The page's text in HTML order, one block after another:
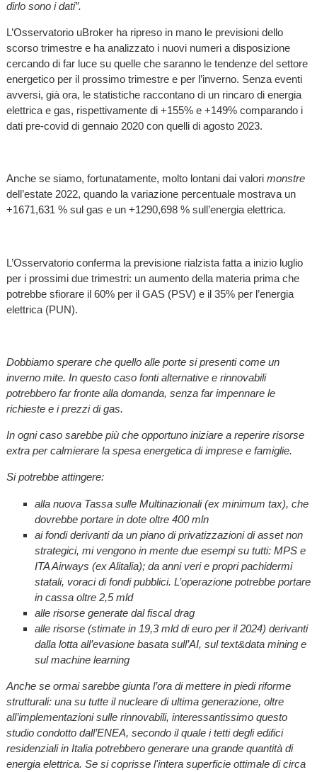
dirlo sono i dati”.
L’Osservatorio uBroker ha ripreso in mano le previsioni dello
scorso trimestre e ha analizzato i nuovi numeri a disposizione
cercando di far luce su quelle che saranno le tendenze del settore
energetico per il prossimo trimestre e per l’inverno. Senza eventi
avversi, già ora, le statistiche raccontano di un rincaro di energia
elettrica e gas, rispettivamente di +155% e +149% comparando i
dati pre-covid di gennaio 2020 con quelli di agosto 2023.
Anche se siamo, fortunatamente, molto lontani dai valori monstre
dell’estate 2022, quando la variazione percentuale mostrava un
+1671,631 % sul gas e un +1290,698 % sull’energia elettrica.
L’Osservatorio conferma la previsione rialzista fatta a inizio luglio
per i prossimi due trimestri: un aumento della materia prima che
potrebbe sfiorare il 60% per il GAS (PSV) e il 35% per l’energia
elettrica (PUN).
Dobbiamo sperare che quello alle porte si presenti come un
inverno mite. In questo caso fonti alternative e rinnovabili
potrebbero far fronte alla domanda, senza far impennare le
richieste e i prezzi di gas.
In ogni caso sarebbe più che opportuno iniziare a reperire risorse
extra per calmierare la spesa energetica di imprese e famiglie.
Si potrebbe attingere:
alla nuova Tassa sulle Multinazionali (ex minimum tax), che
dovrebbe portare in dote oltre 400 mln
ai fondi derivanti da un piano di privatizzazioni di asset non
strategici, mi vengono in mente due esempi su tutti: MPS e
ITA Airways (ex Alitalia); da anni veri e propri pachidermi
statali, voraci di fondi pubblici. L’operazione potrebbe portare
in cassa oltre 2,5 mld
alle risorse generate dal fiscal drag
alle risorse (stimate in 19,3 mld di euro per il 2024) derivanti
dalla lotta all’evasione basata sull’AI, sul text&data mining e
sul machine learning
Anche se ormai sarebbe giunta l’ora di mettere in piedi riforme
strutturali: una su tutte il nucleare di ultima generazione, oltre
all’implementazioni sulle rinnovabili, interessantissimo questo
studio condotto dall’ENEA, secondo il quale i tetti degli edifici
residenziali in Italia potrebbero generare una grande quantità di
energia elettrica. Se si coprisse l'intera superficie ottimale di circa